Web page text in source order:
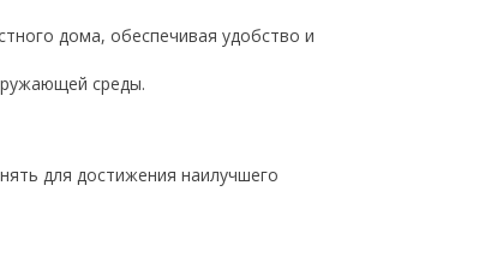
дома, обеспечивая удобство и
среды.
для достижения наилучшего